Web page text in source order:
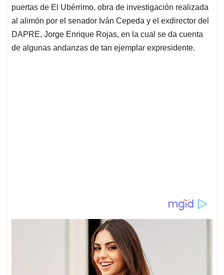
puertas de El Ubérrimo, obra de investigación realizada
al alimón por el senador Iván Cepeda y el exdirector del
DAPRE, Jorge Enrique Rojas, en la cual se da cuenta
de algunas andanzas de tan ejemplar expresidente.